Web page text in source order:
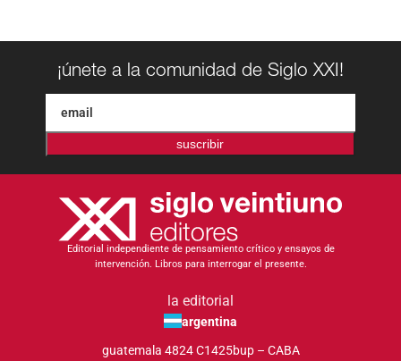
¡únete a la comunidad de Siglo XXI!
suscribir
Editorial independiente de pensamiento crítico y ensayos de
intervención. Libros para interrogar el presente.
la editorial
argentina
guatemala 4824 C1425bup – CABA